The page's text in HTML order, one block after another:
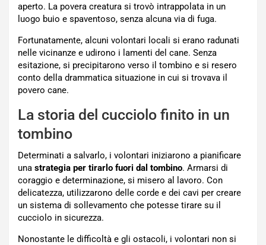
aperto. La povera creatura si trovò intrappolata in un
luogo buio e spaventoso, senza alcuna via di fuga.
Fortunatamente, alcuni volontari locali si erano radunati
nelle vicinanze e udirono i lamenti del cane. Senza
esitazione, si precipitarono verso il tombino e si resero
conto della drammatica situazione in cui si trovava il
povero cane.
La storia del cucciolo finito in un
tombino
Determinati a salvarlo, i volontari iniziarono a pianificare
una strategia per tirarlo fuori dal tombino. Armarsi di
coraggio e determinazione, si misero al lavoro. Con
delicatezza, utilizzarono delle corde e dei cavi per creare
un sistema di sollevamento che potesse tirare su il
cucciolo in sicurezza.
Nonostante le difficoltà e gli ostacoli, i volontari non si